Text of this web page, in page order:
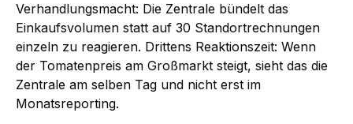
Verhandlungsmacht: Die Zentrale bündelt das
Einkaufsvolumen statt auf 30 Standortrechnungen
einzeln zu reagieren. Drittens Reaktionszeit: Wenn
der Tomatenpreis am Großmarkt steigt, sieht das die
Zentrale am selben Tag und nicht erst im
Monatsreporting.